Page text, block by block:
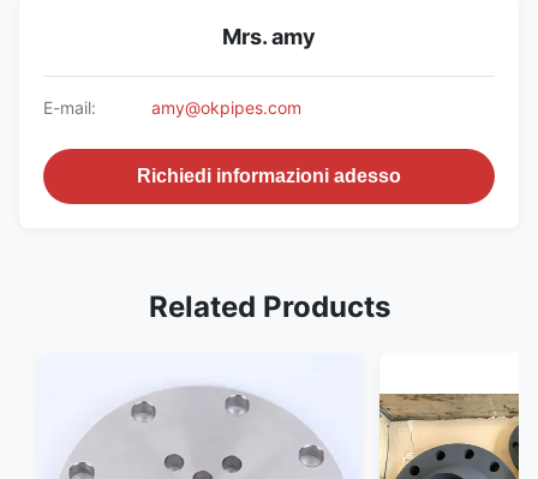
Mrs. amy
E-mail: amy@okpipes.com
Richiedi informazioni adesso
Related Products